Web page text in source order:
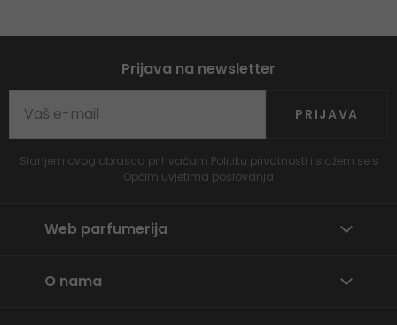
Prijava na newsletter
PRIJAVA
Slanjem ovog obrasca prihvaćam Politiku privatnosti i slažem se s
Općim uvjetima poslovanja
Web parfumerija
O nama